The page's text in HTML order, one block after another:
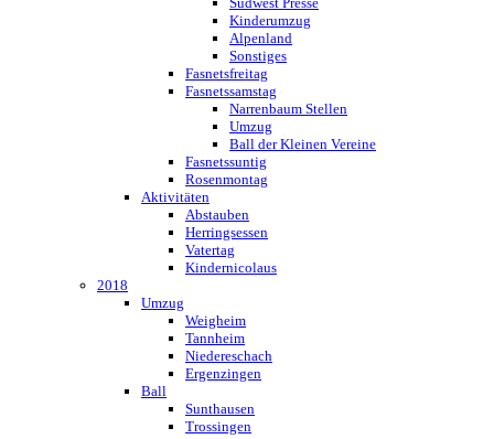
Kinderumzug
Alpenland
Sonstiges
Fasnetsfreitag
Fasnetssamstag
Narrenbaum Stellen
Umzug
Ball der Kleinen Vereine
Fasnetssuntig
Rosenmontag
Aktivitäten
Abstauben
Herringsessen
Vatertag
Kindernicolaus
2018
Umzug
Weigheim
Tannheim
Niedereschach
Ergenzingen
Ball
Sunthausen
Trossingen